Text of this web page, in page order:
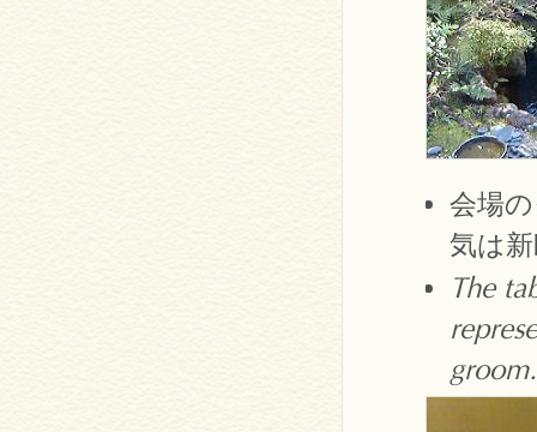
会場
気は
The
groom.